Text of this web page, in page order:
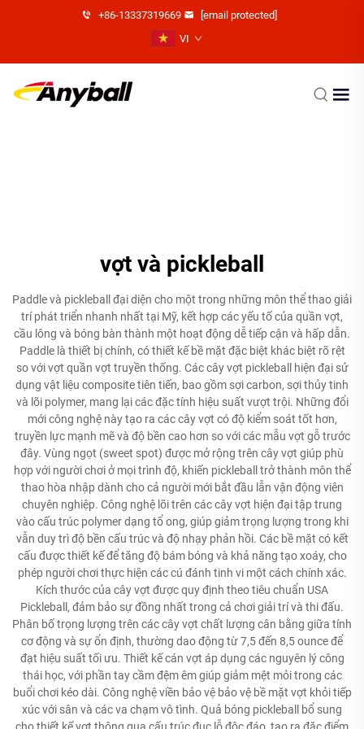
+86-13337319669
[email protected]
VI
vợt và pickleball
Paddle và pickleball đại diện cho một trong những môn thể thao giải
trí phát triển nhanh nhất tại Mỹ, kết hợp các yếu tố của quần vợt,
cầu lông và bóng bàn thành một hoạt động dễ tiếp cận và hấp dẫn.
Paddle là thiết bị chính, có thiết kế bề mặt đặc biệt khác biệt rõ rệt
so với vợt quần vợt truyền thống. Các cây vợt pickleball hiện đại sử
dụng vật liệu composite tiên tiến, bao gồm sợi carbon, sợi thủy tinh
và lõi polymer, mang lại các đặc tính hiệu suất vượt trội. Những đổi
mới công nghệ này tạo ra các cây vợt có độ kiểm soát tốt hơn,
truyền lực mạnh mẽ và độ bền cao hơn so với các mẫu vợt gỗ trước
đây. Vùng ngọt (sweet spot) được mở rộng trên cây vợt giúp phù
hợp với người chơi ở mọi trình độ, khiến pickleball trở thành môn thể
thao hòa nhập dành cho cả người mới bắt đầu lẫn vận động viên
chuyên nghiệp. Công nghệ lõi trên các cây vợt hiện đại tập trung
vào cấu trúc polymer dạng tổ ong, giúp giảm trọng lượng trong khi
vẫn duy trì độ bền cấu trúc và độ nhạy phản hồi. Các bề mặt có kết
cấu được thiết kế để tăng độ bám bóng và khả năng tạo xoáy, cho
phép người chơi thực hiện các cú đánh tinh vi một cách chính xác.
Kích thước của cây vợt được quy định theo tiêu chuẩn USA
Pickleball, đảm bảo sự đồng nhất trong cả chơi giải trí và thi đấu.
Phân bố trọng lượng trên các cây vợt chất lượng cân bằng giữa tính
cơ động và sự ổn định, thường dao động từ 7,5 đến 8,5 ounce để
đạt hiệu suất tối ưu. Thiết kế cán vợt áp dụng các nguyên lý công
thái học, với phần tay cầm đệm êm giúp giảm mệt mỏi trong các
buổi chơi kéo dài. Công nghệ viền bảo vệ bảo vệ bề mặt vợt khỏi tiếp
xúc với sân và các va chạm vô tình. Quả bóng pickleball bổ sung